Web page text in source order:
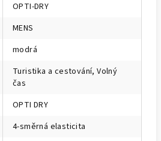
OPTI-DRY
MENS
modrá
Turistika a cestování, Volný
čas
OPTI DRY
4-směrná elasticita